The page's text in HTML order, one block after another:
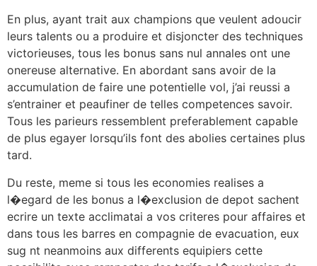
En plus, ayant trait aux champions que veulent adoucir
leurs talents ou a produire et disjoncter des techniques
victorieuses, tous les bonus sans nul annales ont une
onereuse alternative. En abordant sans avoir de la
accumulation de faire une potentielle vol, j’ai reussi a
s’entrainer et peaufiner de telles competences savoir.
Tous les parieurs ressemblent preferablement capable
de plus egayer lorsqu’ils font des abolies certaines plus
tard.
Du reste, meme si tous les economies realises a
l�egard de les bonus a l�exclusion de depot sachent
ecrire un texte acclimatai a vos criteres pour affaires et
dans tous les barres en compagnie de evacuation, eux
sug nt neanmoins aux differents equipiers cette